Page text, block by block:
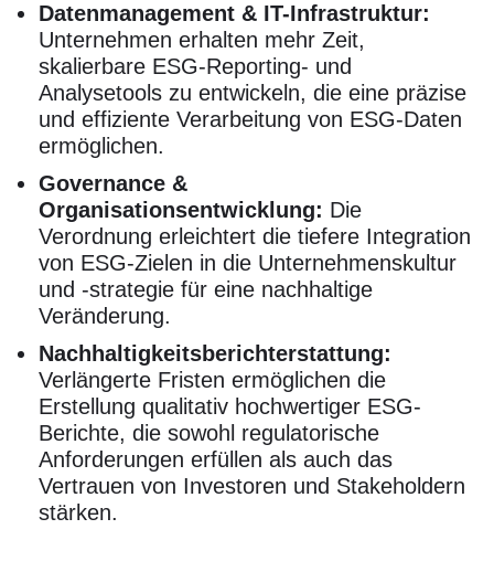
Datenmanagement & IT-Infrastruktur:
Unternehmen erhalten mehr Zeit,
skalierbare ESG-Reporting- und
Analysetools zu entwickeln, die eine präzise
und effiziente Verarbeitung von ESG-Daten
ermöglichen.
Governance &
Organisationsentwicklung: Die
Verordnung erleichtert die tiefere Integration
von ESG-Zielen in die Unternehmenskultur
und -strategie für eine nachhaltige
Veränderung.
Nachhaltigkeitsberichterstattung:
Verlängerte Fristen ermöglichen die
Erstellung qualitativ hochwertiger ESG-
Berichte, die sowohl regulatorische
Anforderungen erfüllen als auch das
Vertrauen von Investoren und Stakeholdern
stärken.